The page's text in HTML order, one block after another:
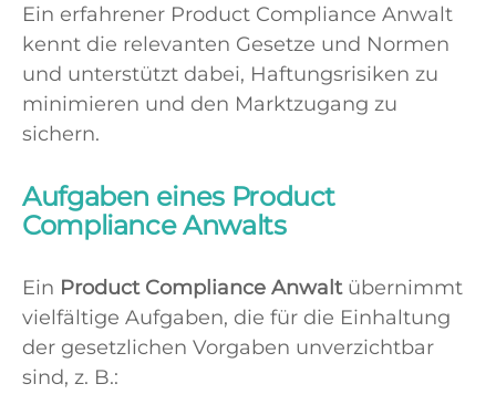
Ein erfahrener Product Compliance Anwalt
kennt die relevanten Gesetze und Normen
und unterstützt dabei, Haftungsrisiken zu
minimieren und den Marktzugang zu
sichern.
Aufgaben eines Product
Compliance Anwalts
Ein Product Compliance Anwaltübernimmt
vielfältige Aufgaben, die für die Einhaltung
der gesetzlichen Vorgaben unverzichtbar
sind, z. B.: